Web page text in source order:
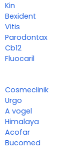
Kin
Bexident
Vitis
Parodontax
Cb12
Fluocaril
Cosmeclinik
Urgo
A vogel
Himalaya
Acofar
Bucomed